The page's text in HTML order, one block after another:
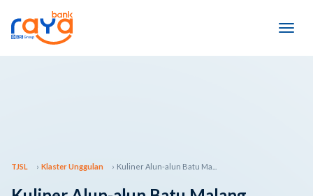
TJSL Klaster Unggulan Kuliner Alun-alun Batu Ma...